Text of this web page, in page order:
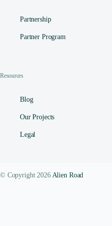
Partnership
Partner Program
Resources
Blog
Our Projects
Legal
© Copyright 2026 Alien Road